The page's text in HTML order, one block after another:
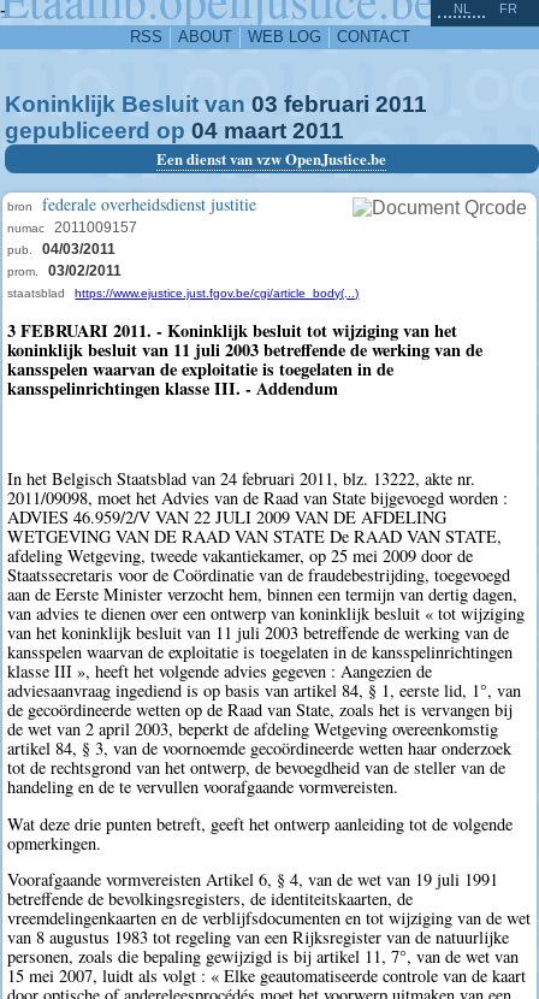
-
RSS ABOUT WEB LOG CONTACT
NL FR
Koninklijk Besluit van 03 februari 2011
gepubliceerd op 04 maart 2011
Een dienst van vzw OpenJustice.be
bron federale overheidsdienst justitie
numac 2011009157
pub. 04/03/2011
prom. 03/02/2011
staatsblad https://www.ejustice.just.fgov.be/cgi/article_body(...)
3 FEBRUARI 2011. - Koninklijk besluit tot wijziging van het
koninklijk besluit van 11 juli 2003 betreffende de werking van de
kansspelen waarvan de exploitatie is toegelaten in de
kansspelinrichtingen klasse III. - Addendum
In het Belgisch Staatsblad van 24 februari 2011, blz. 13222, akte nr.
2011/09098, moet het Advies van de Raad van State bijgevoegd worden :
ADVIES 46.959/2/V VAN 22 JULI 2009 VAN DE AFDELING
WETGEVING VAN DE RAAD VAN STATE De RAAD VAN STATE,
afdeling Wetgeving, tweede vakantiekamer, op 25 mei 2009 door de
Staatssecretaris voor de Coördinatie van de fraudebestrijding, toegevoegd
aan de Eerste Minister verzocht hem, binnen een termijn van dertig dagen,
van advies te dienen over een ontwerp van koninklijk besluit « tot wijziging
van het koninklijk besluit van 11 juli 2003 betreffende de werking van de
kansspelen waarvan de exploitatie is toegelaten in de kansspelinrichtingen
klasse III », heeft het volgende advies gegeven : Aangezien de
adviesaanvraag ingediend is op basis van artikel 84, § 1, eerste lid, 1°, van
de gecoördineerde wetten op de Raad van State, zoals het is vervangen bij
de wet van 2 april 2003, beperkt de afdeling Wetgeving overeenkomstig
artikel 84, § 3, van de voornoemde gecoördineerde wetten haar onderzoek
tot de rechtsgrond van het ontwerp, de bevoegdheid van de steller van de
handeling en de te vervullen voorafgaande vormvereisten.
Wat deze drie punten betreft, geeft het ontwerp aanleiding tot de volgende
opmerkingen.
Voorafgaande vormvereisten Artikel 6, § 4, van de wet van 19 juli 1991
betreffende de bevolkingsregisters, de identiteitskaarten, de
vreemdelingenkaarten en de verblijfsdocumenten en tot wijziging van de wet
van 8 augustus 1983 tot regeling van een Rijksregister van de natuurlijke
personen, zoals die bepaling gewijzigd is bij artikel 11, 7°, van de wet van
15 mei 2007, luidt als volgt : « Elke geautomatiseerde controle van de kaart
^